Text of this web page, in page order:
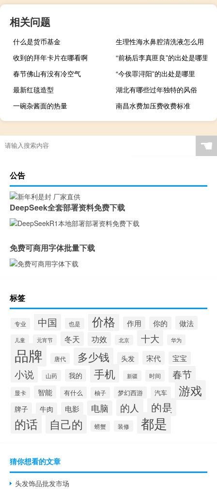
相关问题
什么是货币基金
生理性海水鼻腔清洗液怎么用
收到的拜年卡片在哪看啊
“前杨后李真匪良”的出处是哪里
春节佛山有没有冷空气
“今俟罪浔阳”的出处是哪里
最新红毯造型
湖北有哪些过年独特的风俗
一碗杂酱面的热量
南昌水费加压费收费标准
☚
公告
DeepSeek全套部署资料免费下载
免费可商用字体批量下载
标签
专业 中国 也是 价格 作用 你的 做法
儿童 元宵节 冬天 功效 北京 十大 华为
品牌 唐代 多少钱 头发 宋代 宝宝
小说 山药 我的 手机 新疆 时间 春节
显卡 智能 有什么 柚子 梦幻西游 汽车 游戏
牌子 牛肉 电影 电脑 的人 的是
的话 自己的 螃蟹 装修 都是
猜你想看的文章
头发饰品批发市场